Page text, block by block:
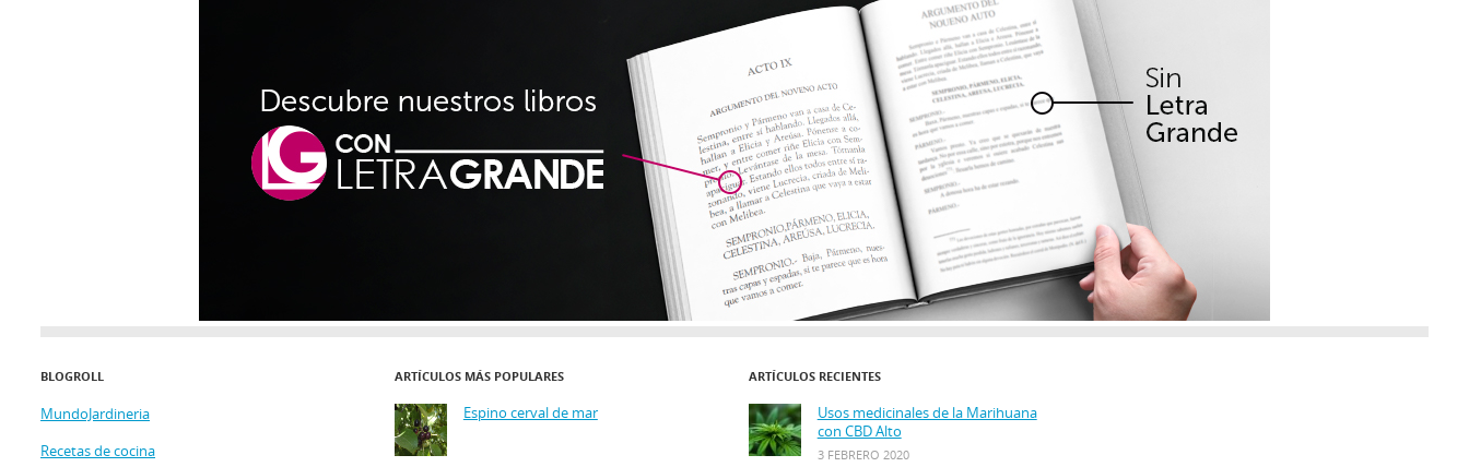
BLOGROLL
MundoJardineria
Recetas de cocina
ARTÍCULOS MÁS POPULARES
Espino cerval de mar
ARTÍCULOS RECIENTES
Usos medicinales de la Marihuana
con CBD Alto
3 FEBRERO 2020